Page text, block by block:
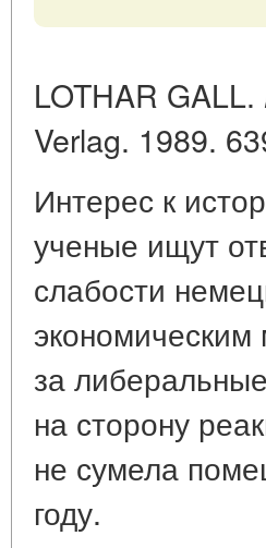
LOTHAR GALL.
Verlag. 1989.
Интерес к
ученые ищут
слабости
за
на сторону
не сумела
году.